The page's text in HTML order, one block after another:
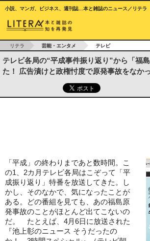
小説、マンガ、ビジネス、週刊誌…本と雑誌のニュース／リテラ
リテラ 芸能・エンタメ テレビ
テレビ各局の“平成事件振り返り”から「福
た！ 広告漬けと政権忖度で原発事故をなか
「平成」の終わりまであと数時間。こ
の1、2カ月テレビ各局はこぞって「平
成振り返り」特番を放送してきた。し
かし、そのなかで、気になったことが
ある。どの番組を見ても、あの福島原
発事故のことがほとんど出てこないの
だ。 たとえば、4月6日に放送された
『池上彰のニュース そうだったの